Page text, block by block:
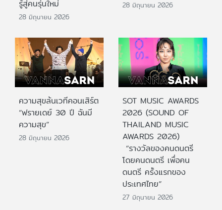
รู้สู่คนรุ่นใหม่
28 มิถุนายน 2026
28 มิถุนายน 2026
ความสุขล้นเวทีคอนเสิร์ต
“ฟรายเดย์ 30 ปี ฉันมี
ความสุข”
28 มิถุนายน 2026
SOT MUSIC AWARDS
2026 (SOUND OF
THAILAND MUSIC
AWARDS 2026)
“รางวัลของคนดนตรี
โดยคนดนตรี เพื่อคน
ดนตรี ครั้งแรกของ
ประเทศไทย”
27 มิถุนายน 2026